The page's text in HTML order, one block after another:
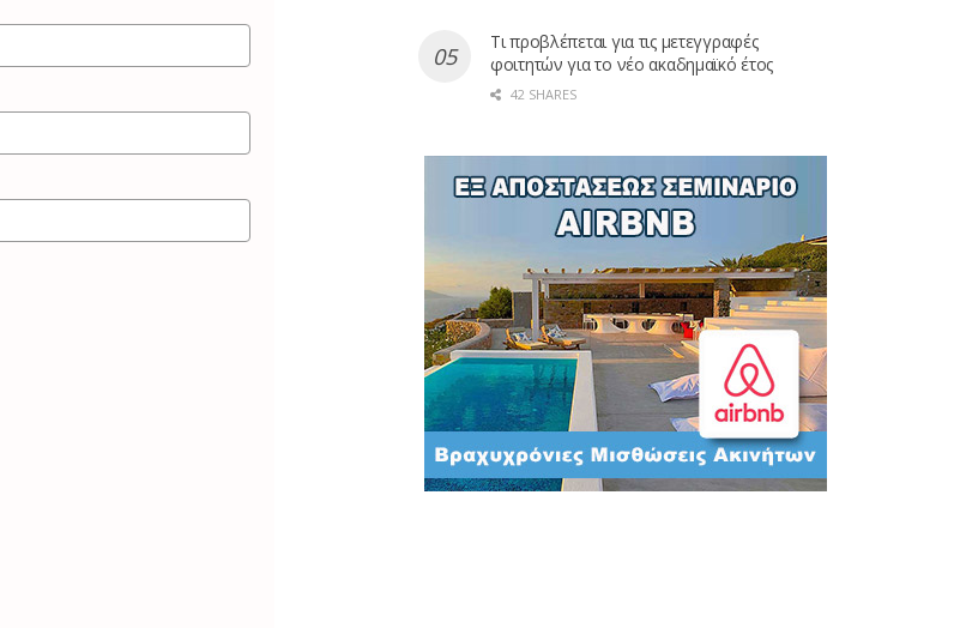
Τι προβλέπεται για τις μετεγγραφές
φοιτητών για το νέο ακαδημαϊκό έτος
42 SHARES